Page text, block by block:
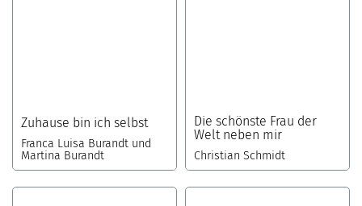
Zuhause bin ich selbst
Franca Luisa Burandt und
Martina Burandt
Die schönste Frau der
Welt neben mir
Christian Schmidt